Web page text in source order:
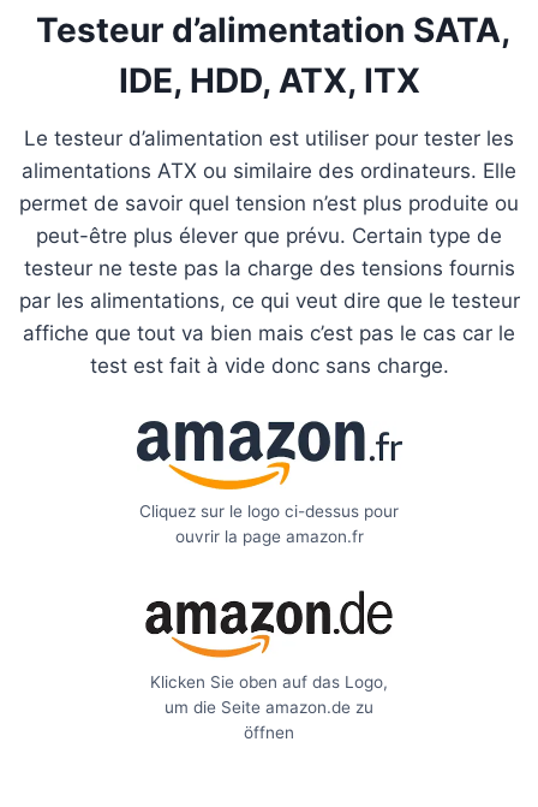
Testeur d’alimentation SATA,
IDE, HDD, ATX, ITX
Le testeur d’alimentation est utiliser pour tester les
alimentations ATX ou similaire des ordinateurs. Elle
permet de savoir quel tension n’est plus produite ou
peut-être plus élever que prévu. Certain type de
testeur ne teste pas la charge des tensions fournis
par les alimentations, ce qui veut dire que le testeur
affiche que tout va bien mais c’est pas le cas car le
test est fait à vide donc sans charge.
Cliquez sur le logo ci-dessus pour
ouvrir la page amazon.fr
Klicken Sie oben auf das Logo,
um die Seite amazon.de zu
öffnen